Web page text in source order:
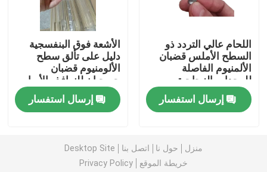
نوافذ الجورجية بار
مانع تسرب الزجاج المعزول
شريط بوتيل مانع التسرب
اللحام عالي التردد ذو
السطح الأملس قضبان
الألمنيوم الفاصلة
للوحدات الزجاجية
المعزولة
إرسال استفسار
الأشعة فوق البنفسجية
دليل على تألق سطح
الألومنيوم قضبان
جيرجيان للنوافذ والأبواب
إرسال استفسار
منزل حول نا اتصل بنا
Desktop Site
خريطة الموقع
Privacy Policy